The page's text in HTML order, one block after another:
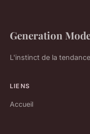
Generation
L'instinct de la
LIENS
Accueil